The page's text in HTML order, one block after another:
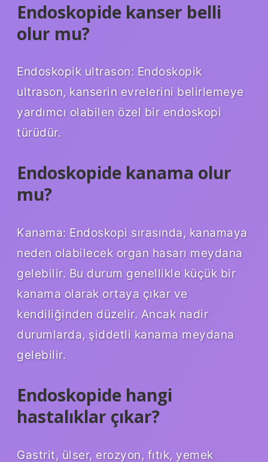
Endoskopide kanser belli
olur mu?
Endoskopik ultrason: Endoskopik
ultrason, kanserin evrelerini belirlemeye
yardımcı olabilen özel bir endoskopi
türüdür.
Endoskopide kanama olur
mu?
Kanama: Endoskopi sırasında, kanamaya
neden olabilecek organ hasarı meydana
gelebilir. Bu durum genellikle küçük bir
kanama olarak ortaya çıkar ve
kendiliğinden düzelir. Ancak nadir
durumlarda, şiddetli kanama meydana
gelebilir.
Endoskopide hangi
hastalıklar çıkar?
Gastrit, ülser, erozyon, fıtık, yemek